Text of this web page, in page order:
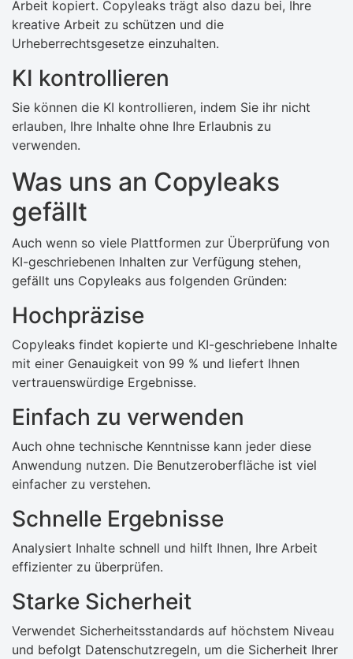
Arbeit kopiert. Copyleaks trägt also dazu bei, Ihre
kreative Arbeit zu schützen und die
Urheberrechtsgesetze einzuhalten.
KI kontrollieren
Sie können die KI kontrollieren, indem Sie ihr nicht
erlauben, Ihre Inhalte ohne Ihre Erlaubnis zu
verwenden.
Was uns an Copyleaks
gefällt
Auch wenn so viele Plattformen zur Überprüfung von
KI-geschriebenen Inhalten zur Verfügung stehen,
gefällt uns Copyleaks aus folgenden Gründen:
Hochpräzise
Copyleaks findet kopierte und KI-geschriebene Inhalte
mit einer Genauigkeit von 99 % und liefert Ihnen
vertrauenswürdige Ergebnisse.
Einfach zu verwenden
Auch ohne technische Kenntnisse kann jeder diese
Anwendung nutzen. Die Benutzeroberfläche ist viel
einfacher zu verstehen.
Schnelle Ergebnisse
Analysiert Inhalte schnell und hilft Ihnen, Ihre Arbeit
effizienter zu überprüfen.
Starke Sicherheit
Verwendet Sicherheitsstandards auf höchstem Niveau
und befolgt Datenschutzregeln, um die Sicherheit Ihrer